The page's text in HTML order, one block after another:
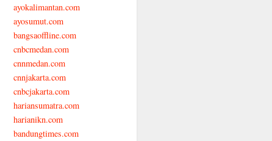
ayokalimantan.com
ayosumut.com
bangsaoffline.com
cnbcmedan.com
cnnmedan.com
cnnjakarta.com
cnbcjakarta.com
hariansumatra.com
harianikn.com
bandungtimes.com